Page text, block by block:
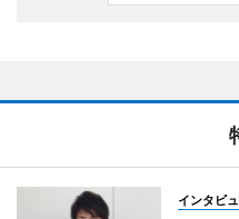
インタビ